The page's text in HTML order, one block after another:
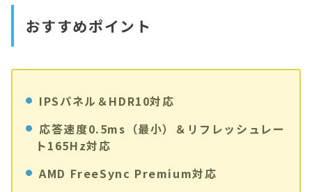
おすすめポイント
IPSパネル＆HDR10対応
応答速度0.5ms（最小）＆リフレッシュレー
ト165Hz対応
AMD FreeSync Premium対応